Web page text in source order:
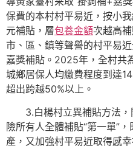
保費的本村村平易近，按小
元補貼，層包養金額次越高
市、區、鎮等聲譽的村平易
嘉獎補貼。2025年，全村共
城鄉居保人均繳費程度到達
超出跨越50%以上。
3.白楊村立異補貼方法
險所有人全體補貼“第一單”
產，又加強村平易近取得感幸